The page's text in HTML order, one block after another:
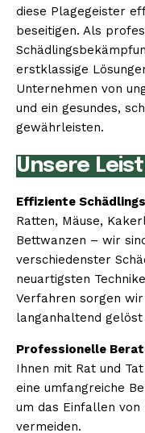
diese Plagegeister
beseitigen. Als
erstklassige
Unternehmen von
und ein gesundes,
gewährleisten.
Unsere
Effiziente
Ratten, Mäuse,
Bettwanzen – wir
verschiedenster
neuartigsten
Verfahren sorgen
langanhaltend
Professionelle
Ihnen mit Rat und
eine umfangreiche
um das Einfallen
vermeiden.